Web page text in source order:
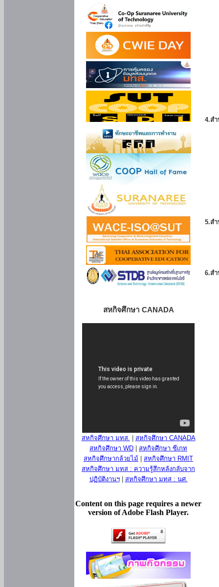
สหกิจศึกษา CANADA
สหกิจศึกษา มทส.
สหกิจศึกษา CANADA
สหกิจศึกษา WD
สหกิจศึกษา ซีเกท
สหกิจศึกษากล้วยไม้
สหกิจศึกษา RMIT
สหกิจศึกษา มทส : ความรู้สึกหลังกลับจาก
ปฏิบัติงานฯ| สหกิจศึกษา มทส : นศ.
Content on this page requires a newer
version of Adobe Flash Player.
4.ส
5.ส
6.ส